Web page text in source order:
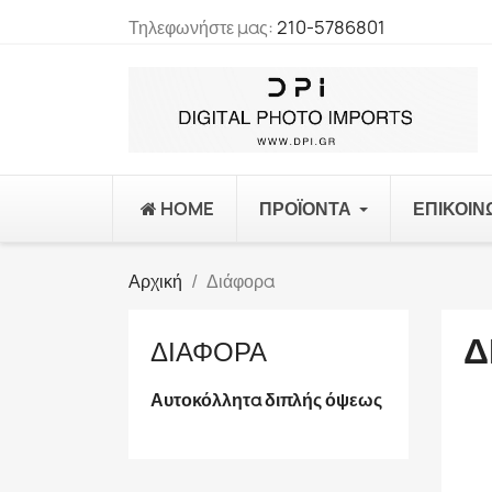
Τηλεφωνήστε μας:210-5786801
HOME ΠΡΟΪΌΝΤΑ
Αρχική Διάφορα
ΔΙΆΦΟΡΑ
Αυτοκόλλητα διπλής όψεως